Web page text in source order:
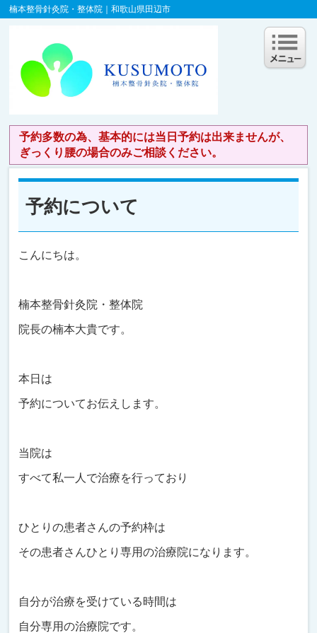
楠本整骨針灸院・整体院｜和歌山県田辺市
予約多数の為、基本的には当日予約は出来ませんが、
ぎっくり腰の場合のみご相談ください。
予約について
こんにちは。
楠本整骨針灸院・整体院
院長の楠本大貴です。
本日は
予約についてお伝えします。
当院は
すべて私一人で治療を行っており
ひとりの患者さんの予約枠は
その患者さんひとり専用の治療院になります。
自分が治療を受けている時間は
自分専用の治療院です。